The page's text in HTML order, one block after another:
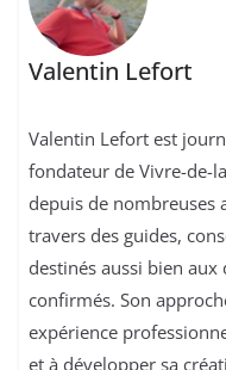
Valentin Lefort
Valentin Lefort est
fondateur de Vivre-de-
depuis de nombreuses
travers des guides,
destinés aussi bien
confirmés. Son
expérience
et à développer sa